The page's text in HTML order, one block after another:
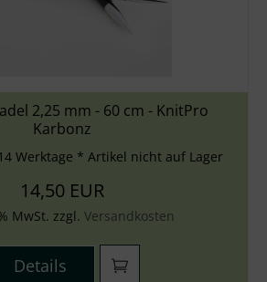
2,25 mm - 60 cm - KnitPro
Karbonz
Werktage * Artikel nicht auf Lager
14,50 EUR
MwSt. zzgl. Versandkosten
Details